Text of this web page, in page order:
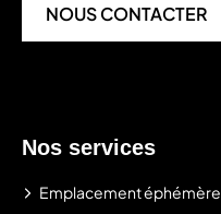
NOUS CONTACTER
Nos services
Emplacement éphémère